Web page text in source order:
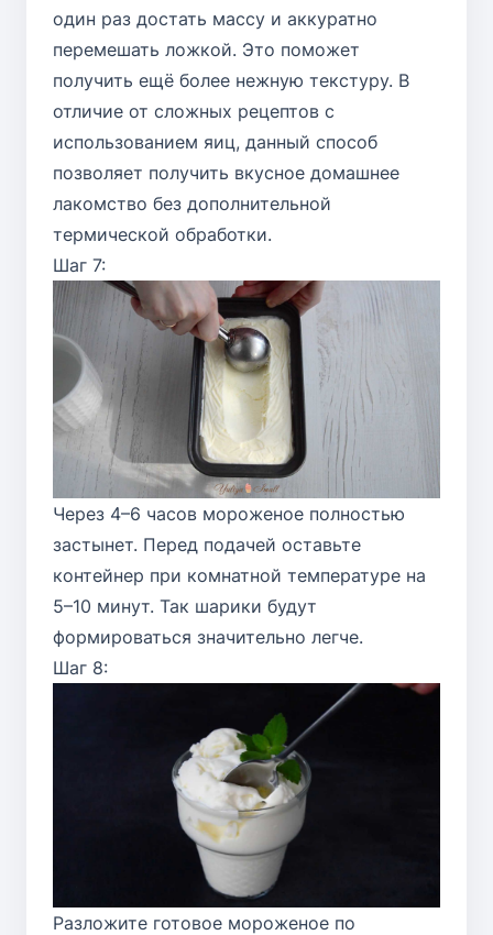
один раз достать массу и аккуратно
перемешать ложкой. Это поможет
получить ещё более нежную текстуру. В
отличие от сложных рецептов с
использованием яиц, данный способ
позволяет получить вкусное домашнее
лакомство без дополнительной
термической обработки.
Шаг 7:
Через 4–6 часов мороженое полностью
застынет. Перед подачей оставьте
контейнер при комнатной температуре на
5–10 минут. Так шарики будут
формироваться значительно легче.
Шаг 8:
Разложите готовое мороженое по